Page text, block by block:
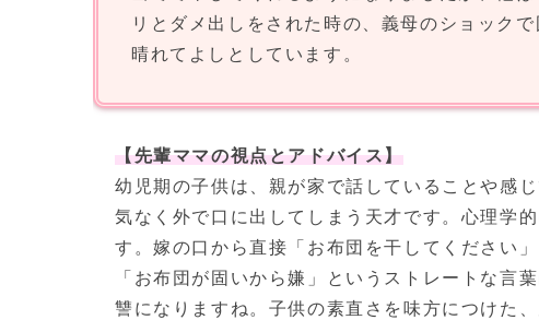
リとダメ出しをされた時の、義母のショック
晴れてよしとしています。
【先輩ママの視点とアドバイス】
幼児期の子供は、親が家で話していることや感
気なく外で口に出してしまう天才です。心理学
す。嫁の口から直接「お布団を干してください
「お布団が固いから嫌」というストレートな言
讐になりますね。子供の素直さを味方につけた